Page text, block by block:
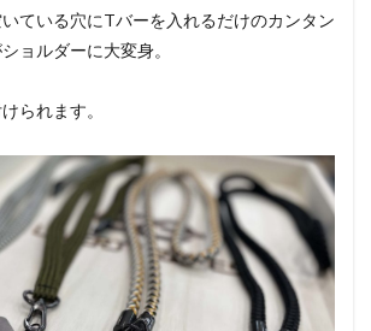
ている穴にTバーを入れるだけのカンタン
ョルダーに大変身。
られます。